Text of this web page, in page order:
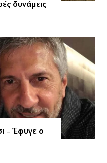
δυνάμεις
– Έφυγε ο